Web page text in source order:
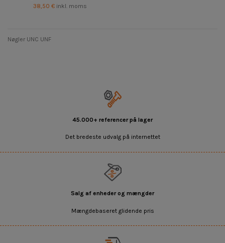
38,50 € inkl. moms
Nøgler UNC UNF
45.000+ referencer på lager
Det bredeste udvalg på internettet
Salg af enheder og mængder
Mængdebaseret glidende pris